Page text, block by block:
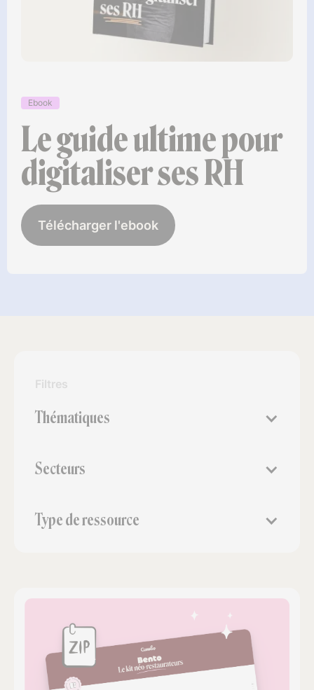
Ebook
Le guide ultime pour
digitaliser ses RH
Télécharger l'ebook
Filtres
Thématiques
Secteurs
Type de ressource